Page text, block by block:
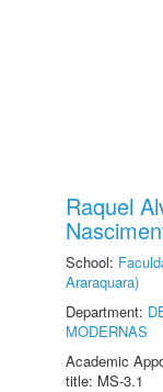
Raquel
School:
Araraquara)
Department:
MODERNAS
Academic
title: MS-3.1